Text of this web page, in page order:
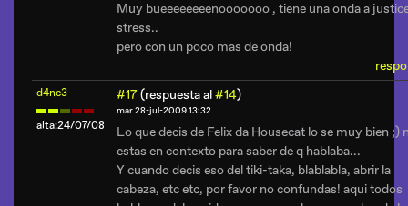
Muy bueeeeeeeenooooooo , tiene una onda a
stress..
pero con un poco mas de onda!
d4nc3
alta:24/07/08
#17(respuesta al#14)
mar 28-jul-2009 13:32
Lo que decis de Felix da Housecat lo se muy bien ;)
estas en contexto para saber de q hablaba...
Y cuando decis eso del tiki-taka, blablabla, abrir la
cabeza, etc etc, por favor no confundas! aqui todos